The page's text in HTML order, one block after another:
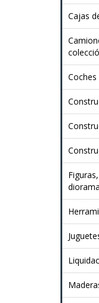
Cajas